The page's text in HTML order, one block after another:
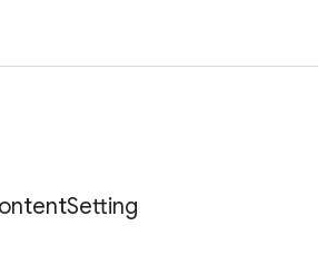
Setting